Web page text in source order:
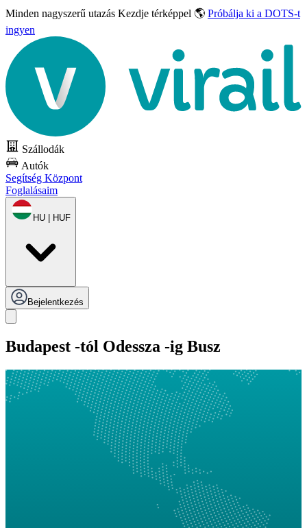
Minden nagyszerű utazás Kezdje térképpel 🌎 Próbálja ki a DOTS-t
ingyen
Szállodák
Autók
Segítség Központ
Foglalásaim
HU | HUF
Bejelentkezés
Budapest -tól Odessza -ig Busz